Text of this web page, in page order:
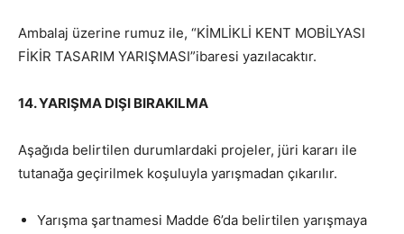
Ambalaj üzerine rumuz ile, “KİMLİKLİ KENT MOBİLYASI
FİKİR TASARIM YARIŞMASI”ibaresi yazılacaktır.
14.YARIŞMA DIŞI BIRAKILMA
Aşağıda belirtilen durumlardaki projeler, jüri kararı ile
tutanağa geçirilmek koşuluyla yarışmadan çıkarılır.
Yarışma şartnamesi Madde 6’da belirtilen yarışmaya